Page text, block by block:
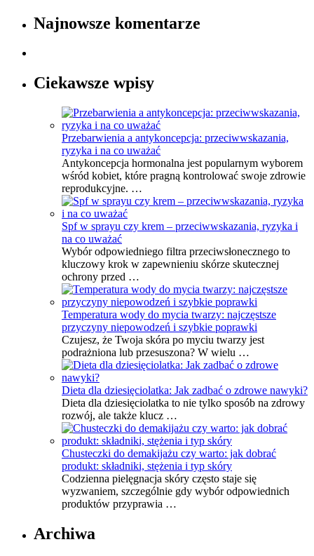
Najnowsze komentarze
Ciekawsze wpisy
Przebarwienia a antykoncepcja: przeciwwskazania,
ryzyka i na co uważać
Antykoncepcja hormonalna jest popularnym wyborem
wśród kobiet, które pragną kontrolować swoje zdrowie
reprodukcyjne. …
Spf w sprayu czy krem – przeciwwskazania, ryzyka i
na co uważać
Wybór odpowiedniego filtra przeciwsłonecznego to
kluczowy krok w zapewnieniu skórze skutecznej
ochrony przed …
Temperatura wody do mycia twarzy: najczęstsze
przyczyny niepowodzeń i szybkie poprawki
Czujesz, że Twoja skóra po myciu twarzy jest
podrażniona lub przesuszona? W wielu …
Dieta dla dziesięciolatka: Jak zadbać o zdrowe nawyki?
Dieta dla dziesięciolatka to nie tylko sposób na zdrowy
rozwój, ale także klucz …
Chusteczki do demakijażu czy warto: jak dobrać
produkt: składniki, stężenia i typ skóry
Codzienna pielęgnacja skóry często staje się
wyzwaniem, szczególnie gdy wybór odpowiednich
produktów przyprawia …
Archiwa